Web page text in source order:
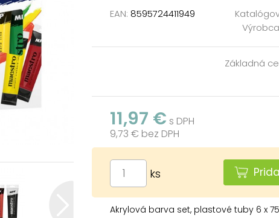
EAN: 8595724411949
Základná
11,97 € s DPH
9,73 € bez DPH
ks
Akrylová barva set, plastové tuby 6 x